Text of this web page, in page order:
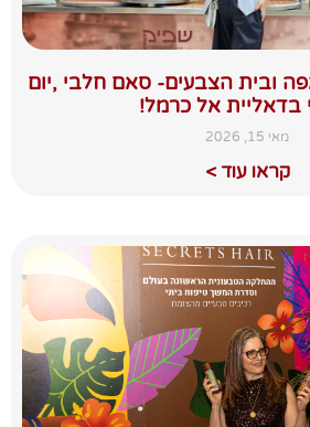
ובית הצבעים- סאם חלבי ,יום
בדאליית אל כרמל!
מאי 15, 2026
קראו עוד >